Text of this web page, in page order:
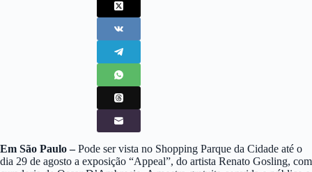
Em São Paulo –Pode ser vista no Shopping Parque da Cidade até o
dia 29 de agosto a exposição “Appeal”, do artista Renato Gosling, com